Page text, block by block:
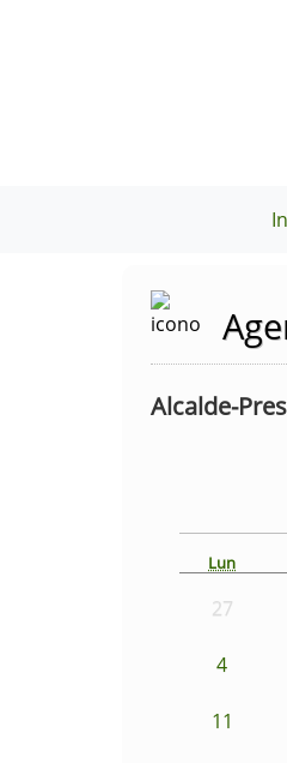
Alcalde-
Lun
27
4
11